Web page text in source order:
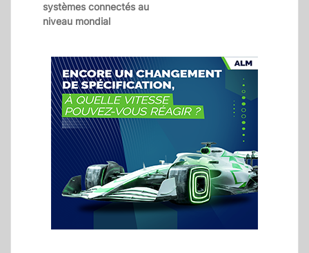
systèmes connectés au
niveau mondial